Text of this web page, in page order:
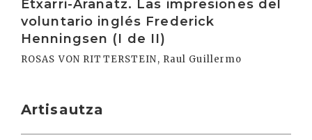
Etxarri-Aranatz. Las impresiones del
voluntario inglés Frederick
Henningsen (I de II)
ROSAS VON RITTERSTEIN, Raul Guillermo
Artisautza